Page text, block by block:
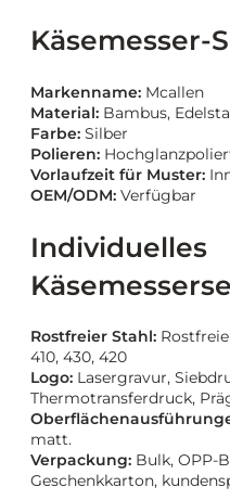
Käsemesser-
Markenname: Mcallen
Material: Bambus,
Farbe: Silber
Polieren:
Vorlaufzeit für Muster:
OEM/ODM: Verfügbar
Individuelles
Rostfreier Stahl:
410, 430, 420
Logo: Lasergravur,
Thermotransferdruck,
matt.
Verpackung: Bulk, OPP-
Geschenkkarton,